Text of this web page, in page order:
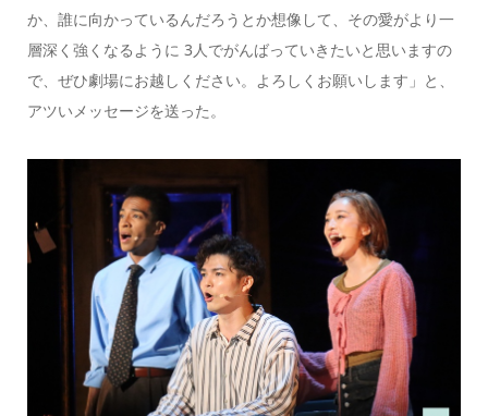
か、誰に向かっているんだろうとか想像して、その愛がより一
層深く強くなるように 3人でがんばっていきたいと思いますの
で、ぜひ劇場にお越しください。よろしくお願いします」と、
アツいメッセージを送った。